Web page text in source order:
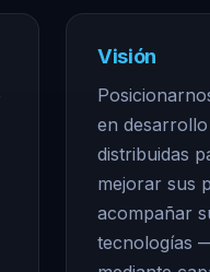
Visión
en
distribuidas
mejorar sus
acompañar
tecnologías